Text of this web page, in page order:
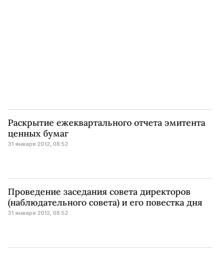
Раскрытие ежеквартального отчета эмитента
ценных бумаг
31 января 2012, 08:52
Проведение заседания совета директоров
(наблюдательного совета) и его повестка дня
31 января 2012, 08:52